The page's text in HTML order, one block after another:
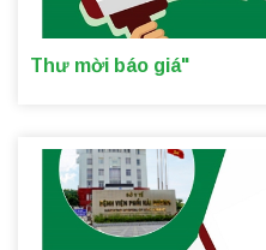
Thư mời báo giá"